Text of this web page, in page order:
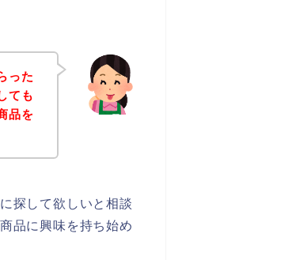
った
ても
品を
探して欲しいと相談
品に興味を持ち始め